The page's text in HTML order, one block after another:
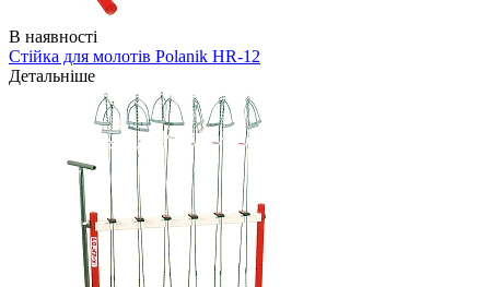
В наявності
Стійка для молотів Polanik HR-12
Детальніше